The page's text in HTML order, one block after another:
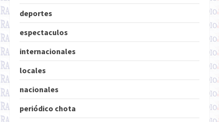
deportes
espectaculos
internacionales
locales
nacionales
periódico chota